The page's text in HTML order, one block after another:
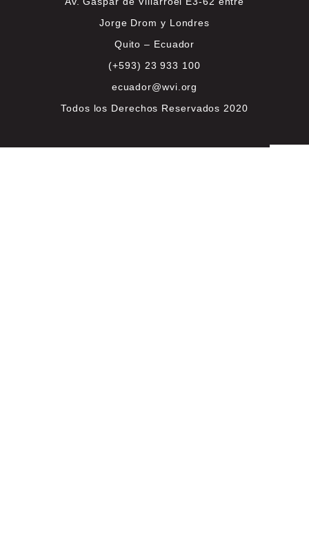
Jorge Drom y Londres
Quito – Ecuador
(+593) 23 933 100
ecuador@wvi.org
Todos los Derechos Reservados 2020